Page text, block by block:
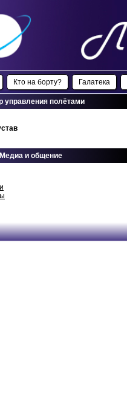
Кто на борту? Галатека
управления полётами
Медиа и общение